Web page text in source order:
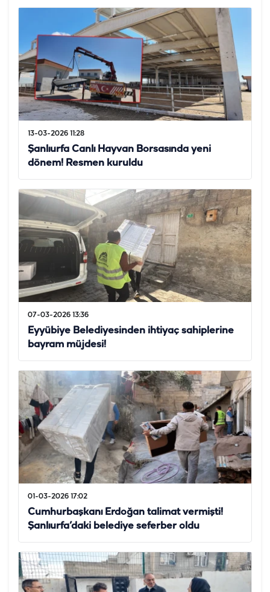
13-03-2026 11:28
Şanlıurfa Canlı Hayvan Borsasında yeni
dönem! Resmen kuruldu
07-03-2026 13:36
Eyyübiye Belediyesinden ihtiyaç sahiplerine
bayram müjdesi!
01-03-2026 17:02
Cumhurbaşkanı Erdoğan talimat vermişti!
Şanlıurfa’daki belediye seferber oldu